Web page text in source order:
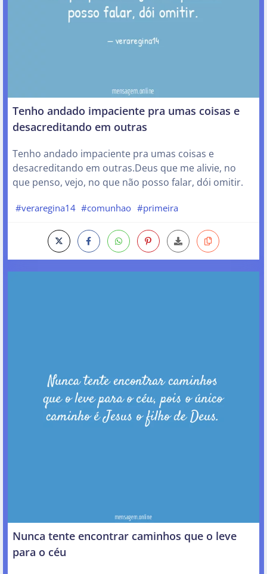
Tenho andado impaciente pra umas coisas e
desacreditando em outras
Tenho andado impaciente pra umas coisas e
desacreditando em outras.Deus que me alivie, no
que penso, vejo, no que não posso falar, dói omitir.
#veraregina14 #comunhao #primeira
Nunca tente encontrar caminhos que o leve
para o céu